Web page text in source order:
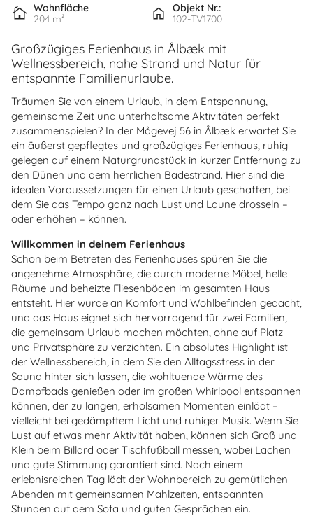
Wohnfläche
204 m²
Objekt Nr.:
102-TV1700
Großzügiges Ferienhaus in Ålbæk mit
Wellnessbereich, nahe Strand und Natur für
entspannte Familienurlaube.
Träumen Sie von einem Urlaub, in dem Entspannung,
gemeinsame Zeit und unterhaltsame Aktivitäten perfekt
zusammenspielen? In der Mågevej 56 in Ålbæk erwartet Sie
ein äußerst gepflegtes und großzügiges Ferienhaus, ruhig
gelegen auf einem Naturgrundstück in kurzer Entfernung zu
den Dünen und dem herrlichen Badestrand. Hier sind die
idealen Voraussetzungen für einen Urlaub geschaffen, bei
dem Sie das Tempo ganz nach Lust und Laune drosseln –
oder erhöhen – können.
Willkommen in deinem Ferienhaus
Schon beim Betreten des Ferienhauses spüren Sie die
angenehme Atmosphäre, die durch moderne Möbel, helle
Räume und beheizte Fliesenböden im gesamten Haus
entsteht. Hier wurde an Komfort und Wohlbefinden gedacht,
und das Haus eignet sich hervorragend für zwei Familien,
die gemeinsam Urlaub machen möchten, ohne auf Platz
und Privatsphäre zu verzichten. Ein absolutes Highlight ist
der Wellnessbereich, in dem Sie den Alltagsstress in der
Sauna hinter sich lassen, die wohltuende Wärme des
Dampfbads genießen oder im großen Whirlpool entspannen
können, der zu langen, erholsamen Momenten einlädt –
vielleicht bei gedämpftem Licht und ruhiger Musik. Wenn Sie
Lust auf etwas mehr Aktivität haben, können sich Groß und
Klein beim Billard oder Tischfußball messen, wobei Lachen
und gute Stimmung garantiert sind. Nach einem
erlebnisreichen Tag lädt der Wohnbereich zu gemütlichen
Abenden mit gemeinsamen Mahlzeiten, entspannten
Stunden auf dem Sofa und guten Gesprächen ein.